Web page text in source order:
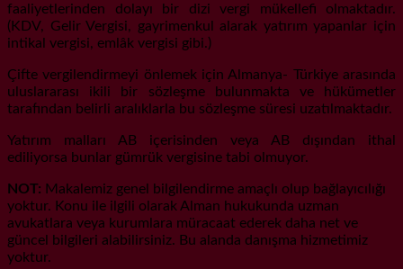
faaliyetlerinden dolayı bir dizi vergi mükellefi olmaktadır.
(KDV, Gelir Vergisi, gayrimenkul alarak yatırım yapanlar için
intikal vergisi, emlâk vergisi gibi.)
Çifte vergilendirmeyi önlemek için Almanya- Türkiye arasında
uluslararası ikili bir sözleşme bulunmakta ve hükümetler
tarafından belirli aralıklarla bu sözleşme süresi uzatılmaktadır.
Yatırım malları AB içerisinden veya AB dışından ithal
ediliyorsa bunlar gümrük vergisine tabi olmuyor.
NOT: Makalemiz genel bilgilendirme amaçlı olup bağlayıcılığı
yoktur. Konu ile ilgili olarak Alman hukukunda uzman
avukatlara veya kurumlara müracaat ederek daha net ve
güncel bilgileri alabilirsiniz. Bu alanda danışma hizmetimiz
yoktur.